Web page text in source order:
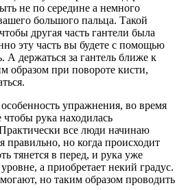
не по середине а немного
большого пальца. Такой
другая часть гантели была
эту часть вы будете с помощью
А держаться за гантель ближе к
образом при повороте кисти,
упражнения, во время
рука находилась
все люди начинаю
но когда происходит
тянется в перед, и рука уже
а приобретает некий градус.
но таким образом проводить